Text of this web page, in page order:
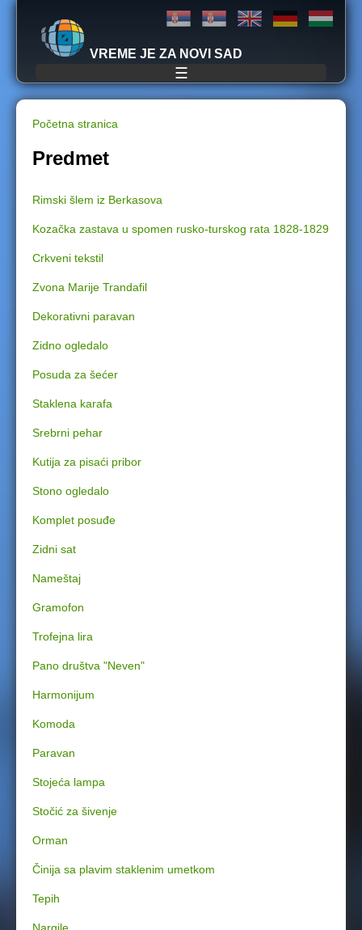
Jump to navigation
VREME JE ZA NOVI SAD
☰
Y
a
r
e
h
e
Početna stranica
Predmet
Rimski šlem iz Berkasova
Kozačka zastava u spomen rusko-turskog rata 1828-1829
Crkveni tekstil
Zvona Marije Trandafil
Dekorativni paravan
Zidno ogledalo
Posuda za šećer
Staklena karafa
Srebrni pehar
Kutija za pisaći pribor
Stono ogledalo
Komplet posuđe
Zidni sat
Nameštaj
Gramofon
Trofejna lira
Pano društva "Neven"
Harmonijum
Komoda
Paravan
Stojeća lampa
Stočić za šivenje
Orman
Činija sa plavim staklenim umetkom
Tepih